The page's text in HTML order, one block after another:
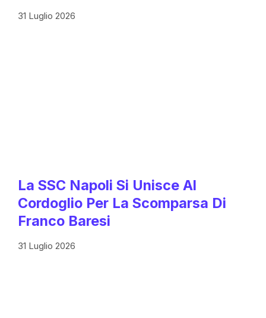
31 Luglio 2026
La SSC Napoli Si Unisce Al
Cordoglio Per La Scomparsa Di
Franco Baresi
31 Luglio 2026